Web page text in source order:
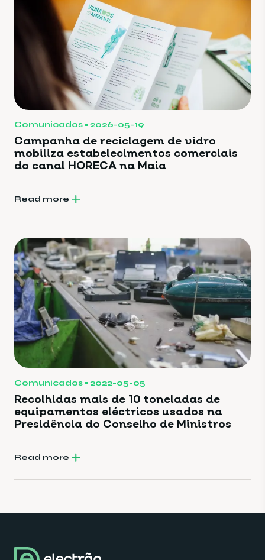
Comunicados 2026-05-19
Campanha de reciclagem de vidro
mobiliza estabelecimentos comerciais
do canal HORECA na Maia
Read more
Comunicados 2022-05-05
Recolhidas mais de 10 toneladas de
equipamentos eléctricos usados na
Presidência do Conselho de Ministros
Read more